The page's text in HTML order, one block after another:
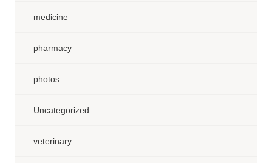
medicine
pharmacy
photos
Uncategorized
veterinary